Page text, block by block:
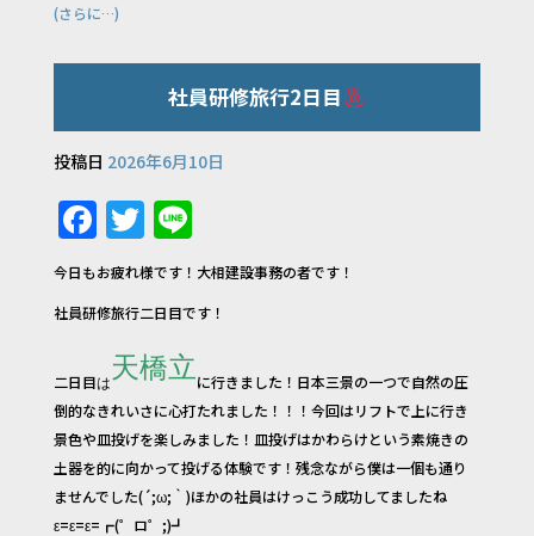
(さらに…)
社員研修旅行2日目
投稿日 2026年6月10日
F
a
c
e
b
o
o
k
T
w
it
te
r
Li
n
e
今日もお疲れ様です！大相建設事務の者です！
社員研修旅行二日目です！
二日目は天橋立に行きました！日本三景の一つで自然の圧
倒的なきれいさに心打たれました！！！今回はリフトで上に行き
景色や皿投げを楽しみました！‍皿投げはかわらけという素焼きの
土器を的に向かって投げる体験です！残念ながら僕は一個も通り
ませんでした(´;ω;｀)ほかの社員はけっこう成功してましたね
ε=ε=ε=┏(゜ロ゜;)┛